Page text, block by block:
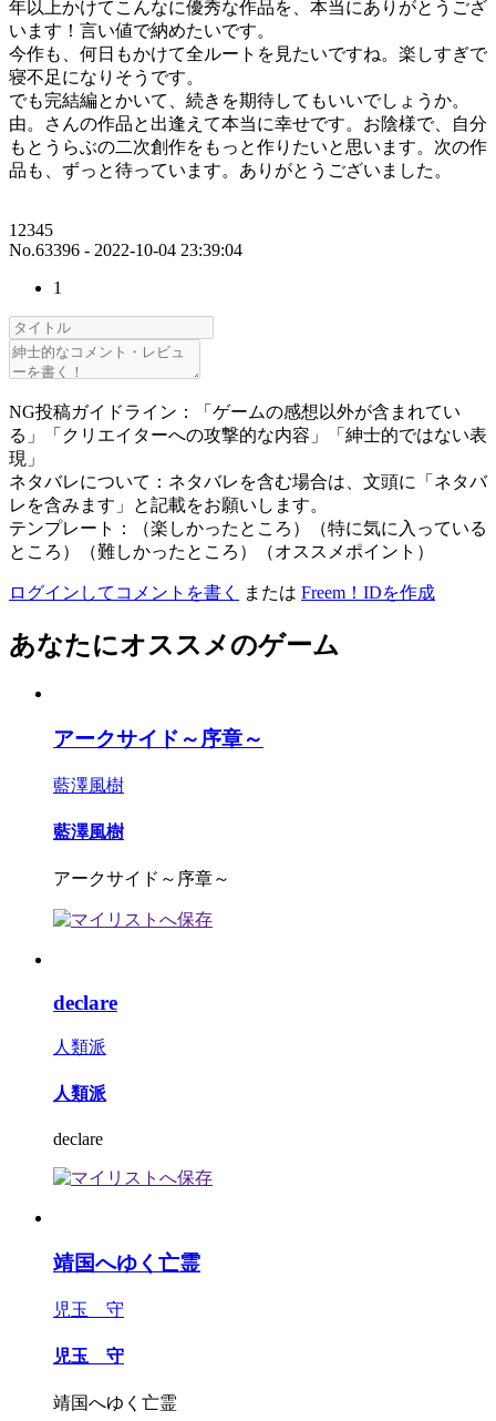
年以上かけてこんなに優秀な作品を、本当にありがとうござ
います！言い値で納めたいです。
今作も、何日もかけて全ルートを見たいですね。楽しすぎで
寝不足になりそうです。
でも完結編とかいて、続きを期待してもいいでしょうか。
由。さんの作品と出逢えて本当に幸せです。お陰様で、自分
もとうらぶの二次創作をもっと作りたいと思います。次の作
品も、ずっと待っています。ありがとうございました。
12345
No.63396 - 2022-10-04 23:39:04
1
NG投稿ガイドライン：「ゲームの感想以外が含まれてい
る」「クリエイターへの攻撃的な内容」「紳士的ではない表
現」
ネタバレについて：ネタバレを含む場合は、文頭に「ネタバ
レを含みます」と記載をお願いします。
テンプレート：（楽しかったところ）（特に気に入っている
ところ）（難しかったところ）（オススメポイント）
ログインしてコメントを書く または Freem！IDを作成
あなたにオススメのゲーム
アークサイド～序章～
藍澤風樹
藍澤風樹
アークサイド～序章～
declare
人類派
人類派
declare
靖国へゆく亡霊
児玉 守
児玉 守
靖国へゆく亡霊